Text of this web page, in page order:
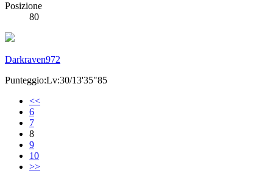
Posizione
80
Darkraven972
Punteggio:Lv:30/13'35"85
<<
6
7
8
9
10
>>